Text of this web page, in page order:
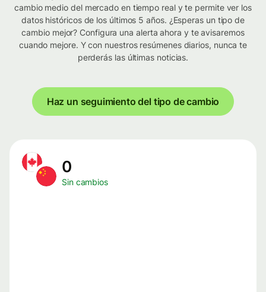
cambio medio del mercado en tiempo real y te permite ver los
datos históricos de los últimos 5 años. ¿Esperas un tipo de
cambio mejor? Configura una alerta ahora y te avisaremos
cuando mejore. Y con nuestros resúmenes diarios, nunca te
perderás las últimas noticias.
Haz un seguimiento del tipo de cambio
0
Sin cambios